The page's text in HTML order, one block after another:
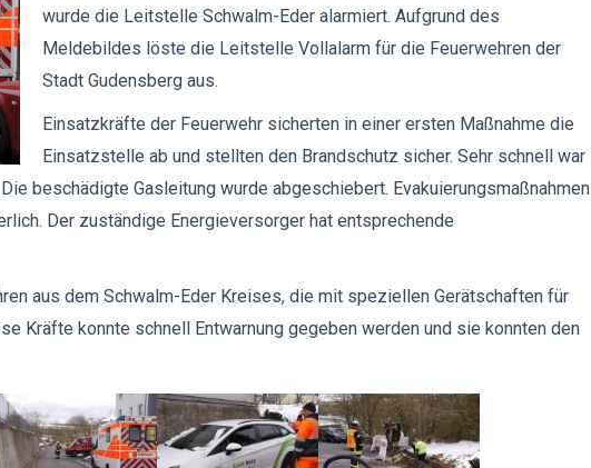
wurde die Leitstelle Schwalm-Eder alarmiert. Aufgrund des
Meldebildes löste die Leitstelle Vollalarm für die Feuerwehren der
Stadt Gudensberg aus.
Einsatzkräfte der Feuerwehr sicherten in einer ersten Maßnahme die
Einsatzstelle ab und stellten den Brandschutz sicher. Sehr schnell war
beschädigte Gasleitung wurde abgeschiebert. Evakuierungsmaßnahmen
Der zuständige Energieversorger hat entsprechende
aus dem Schwalm-Eder Kreises, die mit speziellen Gerätschaften für
Kräfte konnte schnell Entwarnung gegeben werden und sie konnten den